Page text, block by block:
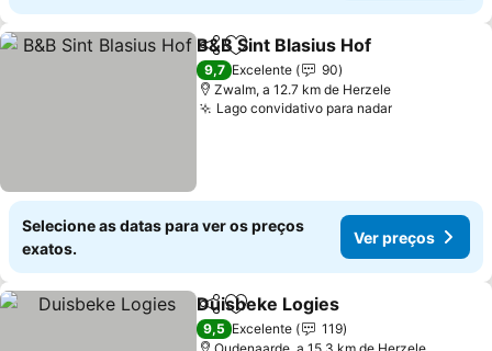
PartilharAdicionar aos favoritos
B&B Sint Blasius Hof
9,7 Excelente
90
Zwalm, a 12.7 km de Herzele
Lago convidativo para nadarVer preços
Selecione as datas para ver os preços
exatos.
Ver preços
PartilharAdicionar aos favoritos
Duisbeke Logies
9,5 Excelente
119